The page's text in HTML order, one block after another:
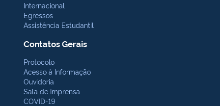
Internacional
Egressos
Assistência Estudantil
Contatos Gerais
Protocolo
Acesso à Informação
Ouvidoria
Sala de Imprensa
COVID-19